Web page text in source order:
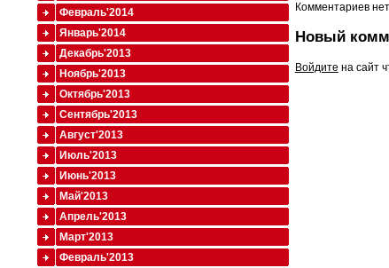
Комментариев нет
Новый
Войдите на сайт
Февраль'2014
Январь'2014
Декабрь'2013
Ноябрь'2013
Октябрь'2013
Сентябрь'2013
Август'2013
Июль'2013
Июнь'2013
Май'2013
Апрель'2013
Март'2013
Февраль'2013